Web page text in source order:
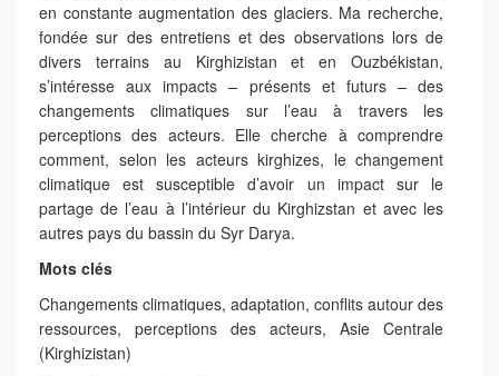
en constante augmentation des glaciers. Ma recherche,
fondée sur des entretiens et des observations lors de
divers terrains au Kirghizistan et en Ouzbékistan,
s’intéresse aux impacts – présents et futurs – des
changements climatiques sur l’eau à travers les
perceptions des acteurs. Elle cherche à comprendre
comment, selon les acteurs kirghizes, le changement
climatique est susceptible d’avoir un impact sur le
partage de l’eau à l’intérieur du Kirghizstan et avec les
autres pays du bassin du Syr Darya.
Mots clés
Changements climatiques, adaptation, conflits autour des
ressources, perceptions des acteurs, Asie Centrale
(Kirghizistan)